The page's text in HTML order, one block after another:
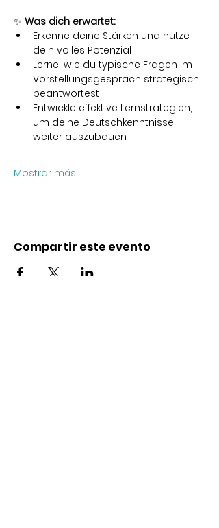
✨ Was dich erwartet:
Erkenne deine Stärken und nutze
dein volles Potenzial
Lerne, wie du typische Fragen im
Vorstellungsgespräch strategisch
beantwortest
Entwickle effektive Lernstrategien,
um deine Deutschkenntnisse
weiter auszubauen
Mostrar más
Compartir este evento